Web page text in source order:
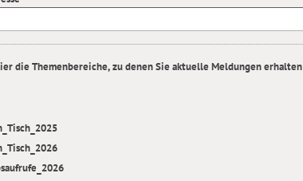
die Themenbereiche, zu denen Sie aktuelle Meldungen erhalten